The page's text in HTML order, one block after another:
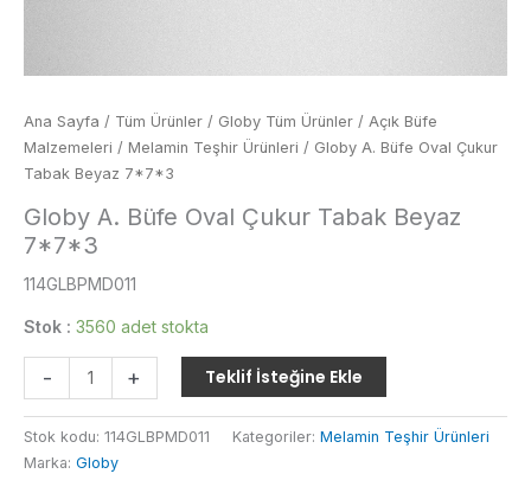
Ana Sayfa / Tüm Ürünler / Globy Tüm Ürünler / Açık Büfe
Malzemeleri / Melamin Teşhir Ürünleri / Globy A. Büfe Oval Çukur
Tabak Beyaz 7*7*3
Globy A. Büfe Oval Çukur Tabak Beyaz
7*7*3
114GLBPMD011
Stok : 3560 adet stokta
-
A.
Büfe
Oval
Çukur
+ Teklif İsteğine Ekle
Stok kodu: 114GLBPMD011 Kategoriler: Melamin Teşhir Ürünleri
Marka: Globy